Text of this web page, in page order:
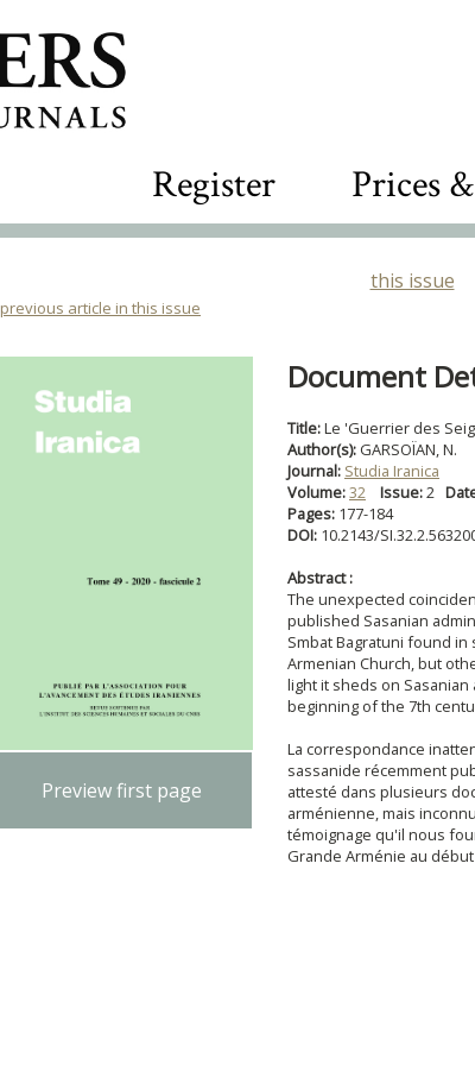
Register Prices
this issue
previous article in this issue
Preview first page
Document
Title:Le 'Guerrier des
Author(s): GARSOÏAN, N.
Journal: Studia Iranica
Volume:32 Issue:2
Pages: 177-184
DOI: 10.2143/
Abstract :
The unexpected
published Sasanian
Smbat Bagratuni found
Armenian Church, but
light it sheds on
beginning of the 7th
La correspondance
sassanide récemment
attesté dans plusieurs
arménienne, mais
témoignage qu'il nous
Grande Arménie au